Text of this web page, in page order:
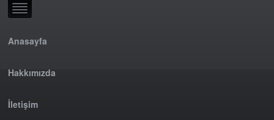
Anasayfa
Hakkımızda
İletişim